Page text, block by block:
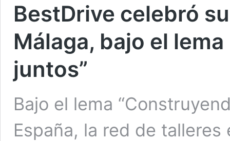
BestDrive celebró
Málaga, bajo el
juntos”
Bajo el lema
España, la red de